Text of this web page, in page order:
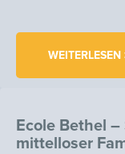
WEITERLESEN
Ecole Bethel
mittelloser